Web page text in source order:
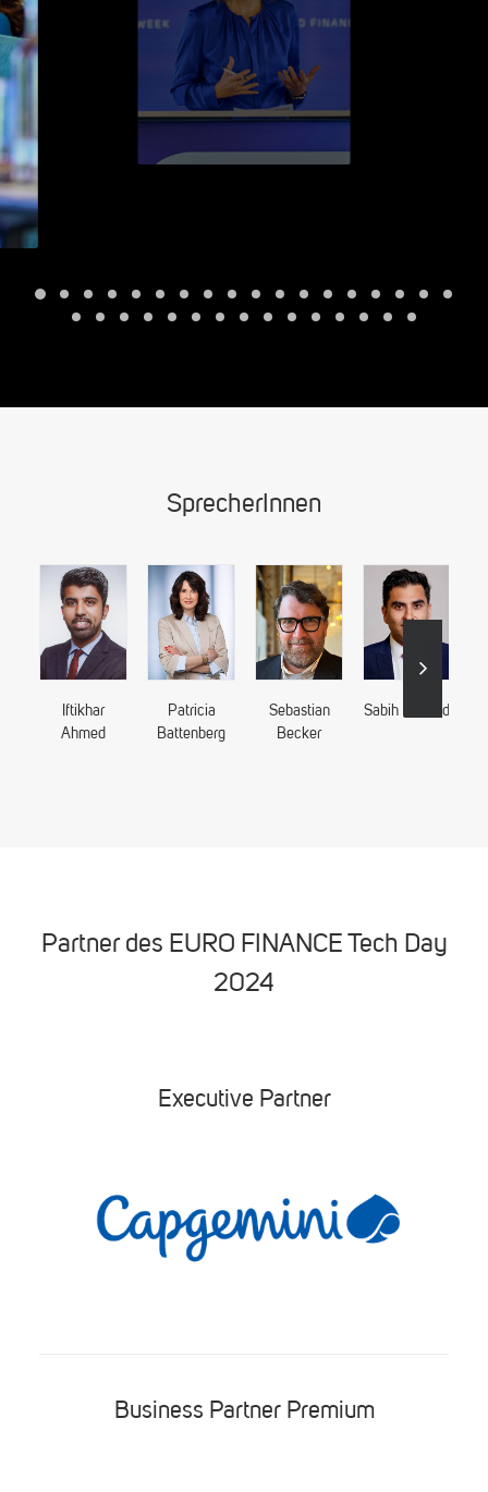
SprecherInnen
Iftikhar
Ahmed
Patricia
Battenberg
Sebastian
Becker
Sabih Behzad
Partner des EURO FINANCE Tech Day
2024
Executive Partner
Business Partner Premium